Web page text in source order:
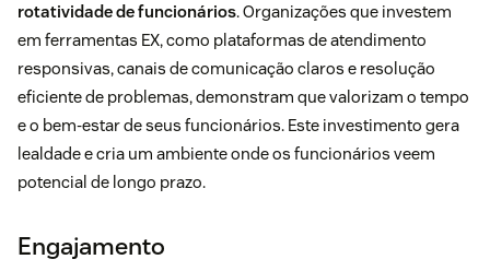
rotatividade de funcionários. Organizações que investem
em ferramentas EX, como plataformas de atendimento
responsivas, canais de comunicação claros e resolução
eficiente de problemas, demonstram que valorizam o tempo
e o bem-estar de seus funcionários. Este investimento gera
lealdade e cria um ambiente onde os funcionários veem
potencial de longo prazo.
Engajamento